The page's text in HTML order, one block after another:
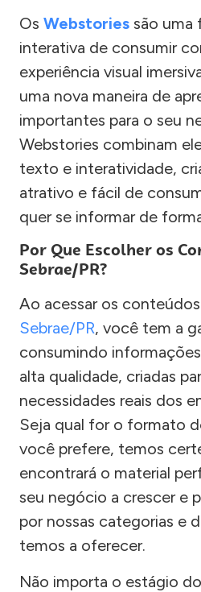
Os Webstories são uma
interativa de consumir
experiência visual
uma nova maneira de
importantes para o seu
Webstories combinam
texto e interatividade,
atrativo e fácil de
quer se informar de
Por Que Escolher os
Sebrae/PR?
Ao acessar os
Sebrae/PR, você tem a
consumindo
alta qualidade, criadas
necessidades reais dos
Seja qual for o formato
você prefere, temos
encontrará o material
seu negócio a crescer e
por nossas categorias e
temos a oferecer.
Não importa o estágio